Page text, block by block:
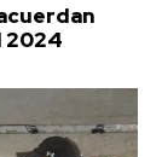
2024